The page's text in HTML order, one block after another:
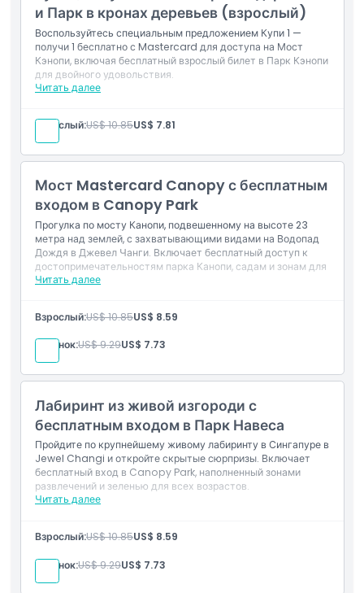
Политика в отношении детей и взрослых
Исключения
Часы работы
Вещи, которые нужно знать
Местоположение
Как добраться туда
Как воспользоваться
Дресс-код
Политика отмены
и Парк в кронах деревьев (взрослый)
Воспользуйтесь специальным предложением Купи 1 —
получи 1 бесплатно с Mastercard для доступа на Мост
Кэнопи, включая бесплатный взрослый билет в Парк Кэнопи
для двойного удовольствия.
Читать далее
2× входа на Навесной Мост (Купи 1, получи 1
Действительно при выборе 1 взрослого для
получения 2 входов
Взрослый:US$ 10.85US$ 7.81
Мост Mastercard Canopy с бесплатным
входом в Canopy Park
Прогулка по мосту Канопи, подвешенному на высоте 23
метра над землей, с захватывающими видами на Водопад
Дождя в Джевел Чанги. Включает бесплатный доступ к
достопримечательностям парка Канопи, садам и зонам для
игр.
Читать далее
Включено
высоте 23 метра
Взрослый:US$ 10.85US$ 8.59
Ребенок:US$ 9.29US$ 7.73
Лабиринт из живой изгороди с
бесплатным входом в Парк Навеса
Пройдите по крупнейшему живому лабиринту в Сингапуре в
Jewel Changi и откройте скрытые сюрпризы. Включает
бесплатный вход в Canopy Park, наполненный зонами
развлечений и зеленью для всех возрастов.
Читать далее
Вход в крупнейший живой лабиринт в Сингапуре
Взрослый:US$ 10.85US$ 8.59
Ребенок:US$ 9.29US$ 7.73